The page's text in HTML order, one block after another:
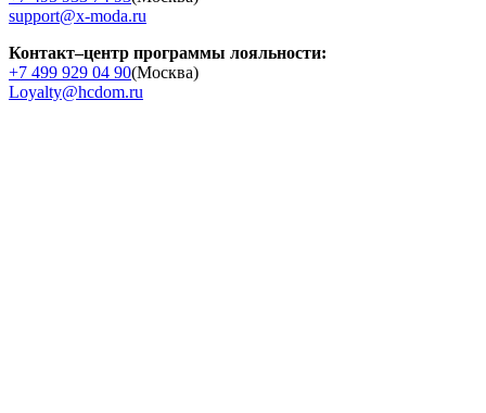
support@x-moda.ru
Контакт–центр программы лояльности:
+7 499 929 04 90(Москва)
Loyalty@hcdom.ru